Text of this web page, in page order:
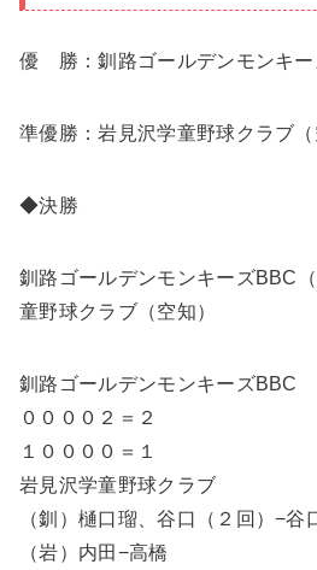
優 勝：釧路ゴールデンモンキー
準優勝：岩見沢学童野球クラブ（
◆決勝
釧路ゴールデンモンキーズBBC
童野球クラブ（空知）
釧路ゴールデンモンキーズBBC
００００２＝２
１００００＝１
岩見沢学童野球クラブ
（釧）樋口瑠、谷口（２回）−谷
（岩）内田−高橋